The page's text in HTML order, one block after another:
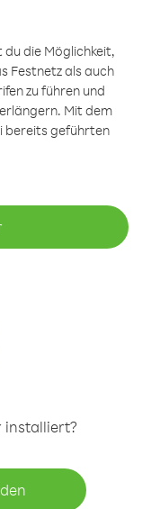
die Möglichkeit,
Festnetz als auch
zu führen und
Mit dem
bereits geführten
installiert?